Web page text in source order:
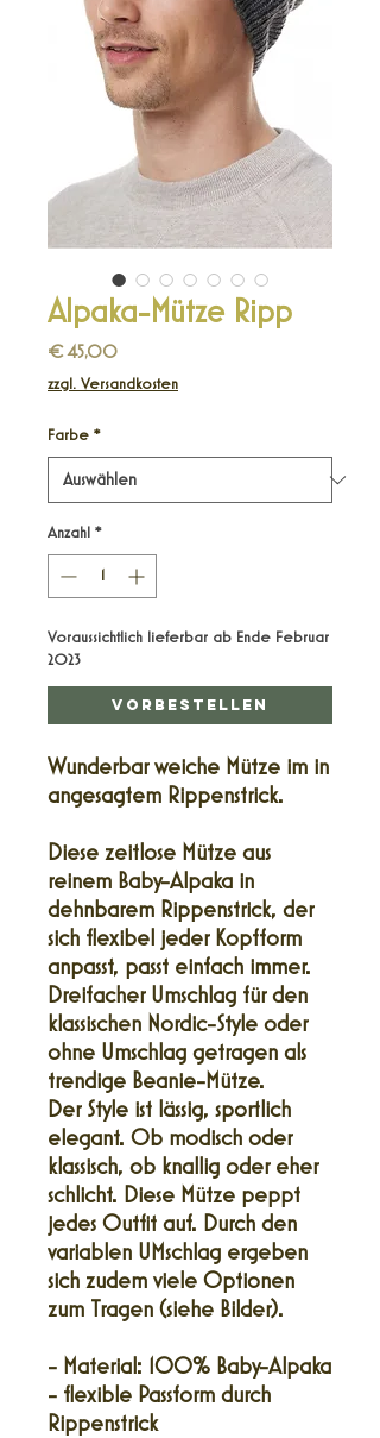
Alpaka-Mütze Ripp
€ 45,00Preis
zzgl. Versandkosten
Farbe *
Anzahl *
Voraussichtlich lieferbar ab Ende Februar
2023
Vorbestellen
Wunderbar weiche Mütze im in
angesagtem Rippenstrick.
Diese zeitlose Mütze aus
reinem Baby-Alpaka in
dehnbarem Rippenstrick, der
sich flexibel jeder Kopfform
anpasst, passt einfach immer.
Dreifacher Umschlag für den
klassischen Nordic-Style oder
ohne Umschlag getragen als
trendige Beanie-Mütze.
Der Style ist lässig, sportlich
elegant. Ob modisch oder
klassisch, ob knallig oder eher
schlicht. Diese Mütze peppt
jedes Outfit auf. Durch den
variablen UMschlag ergeben
sich zudem viele Optionen
zum Tragen (siehe Bilder).
- Material: 100% Baby-Alpaka
- flexible Passform durch
Rippenstrick